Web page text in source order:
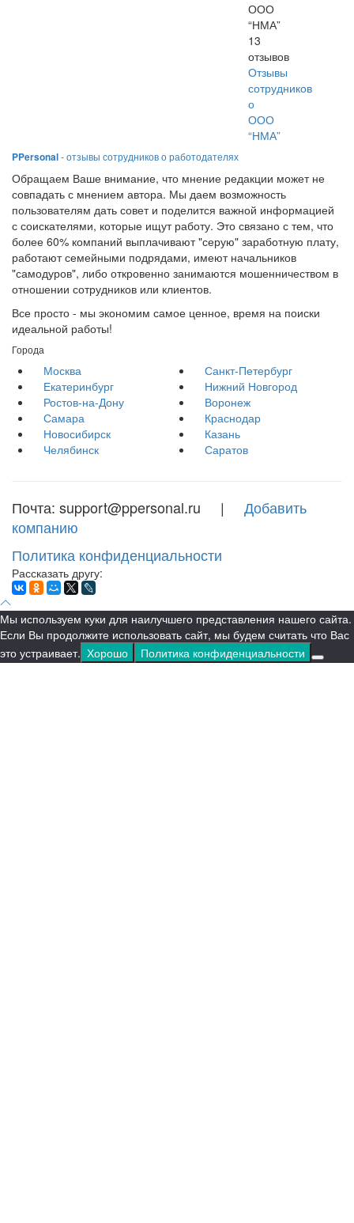
ООО
“НМА”
13
отзывов
Отзывы
сотрудников
о
ООО
“НМА”
PPersonal- отзывы сотрудников о работодателях
Обращаем Ваше внимание, что мнение редакции может не
совпадать с мнением автора. Мы даем возможность
пользователям дать совет и поделится важной информацией
с соискателями, которые ищут работу. Это связано с тем, что
более 60% компаний выплачивают "серую" заработную плату,
работают семейными подрядами, имеют начальников
"самодуров", либо откровенно занимаются мошенничеством в
отношении сотрудников или клиентов.
Все просто - мы экономим самое ценное, время на поиски
идеальной работы!
Города
Москва
Санкт-Петербург
Екатеринбург
Нижний Новгород
Ростов-на-Дону
Воронеж
Самара
Краснодар
Новосибирск
Казань
Челябинск
Саратов
Почта: support@ppersonal.ru | Добавить
компанию
Политика конфиденциальности
Рассказать другу:
Мы используем куки для наилучшего представления нашего сайта.
Если Вы продолжите использовать сайт, мы будем считать что Вас
это устраивает. Хорошо Политика конфиденциальности